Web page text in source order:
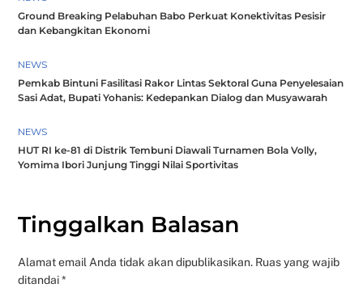
Ground Breaking Pelabuhan Babo Perkuat Konektivitas Pesisir
dan Kebangkitan Ekonomi
NEWS
Pemkab Bintuni Fasilitasi Rakor Lintas Sektoral Guna Penyelesaian
Sasi Adat, Bupati Yohanis: Kedepankan Dialog dan Musyawarah
NEWS
HUT RI ke-81 di Distrik Tembuni Diawali Turnamen Bola Volly,
Yomima Ibori Junjung Tinggi Nilai Sportivitas
Tinggalkan Balasan
Alamat email Anda tidak akan dipublikasikan. Ruas yang wajib
ditandai*